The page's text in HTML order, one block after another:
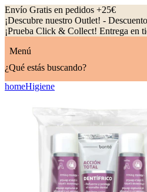
Envío Gratis en pedidos +25€
¡Descubre nuestro Outlet! -
¡Prueba Click & Collect! Entrega en
Menú
¿Qué estás buscando?
homeHigiene